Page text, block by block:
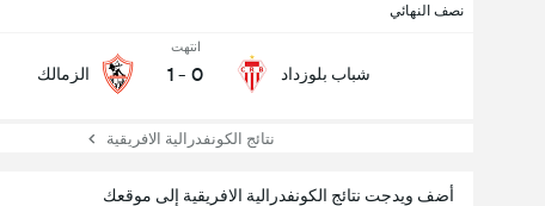
نصف النهائي
شباب بلوزداد
انتهت
0
-
1 الزمالك
نتائج الكونفدرالية الافريقية
أضف ويدجت نتائج الكونفدرالية الافريقية إلى موقعك